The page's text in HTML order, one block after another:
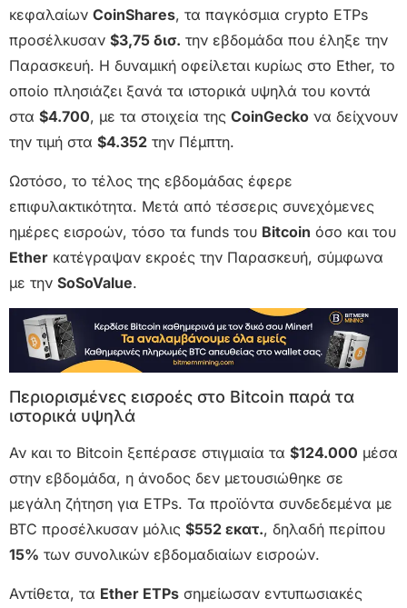
κεφαλαίων CoinShares, τα παγκόσμια crypto ETPs
προσέλκυσαν $3,75 δισ. την εβδομάδα που έληξε την
Παρασκευή. Η δυναμική οφείλεται κυρίως στο Ether, το
οποίο πλησιάζει ξανά τα ιστορικά υψηλά του κοντά
στα $4.700, με τα στοιχεία της CoinGecko να δείχνουν
την τιμή στα $4.352 την Πέμπτη.
Ωστόσο, το τέλος της εβδομάδας έφερε
επιφυλακτικότητα. Μετά από τέσσερις συνεχόμενες
ημέρες εισροών, τόσο τα funds του Bitcoin όσο και του
Ether κατέγραψαν εκροές την Παρασκευή, σύμφωνα
με την SoSoValue.
Περιορισμένες εισροές στο Bitcoin παρά τα
ιστορικά υψηλά
Αν και το Bitcoin ξεπέρασε στιγμιαία τα $124.000 μέσα
στην εβδομάδα, η άνοδος δεν μετουσιώθηκε σε
μεγάλη ζήτηση για ETPs. Τα προϊόντα συνδεδεμένα με
BTC προσέλκυσαν μόλις $552 εκατ., δηλαδή περίπου
15% των συνολικών εβδομαδιαίων εισροών.
Αντίθετα, τα Ether ETPs σημείωσαν εντυπωσιακές